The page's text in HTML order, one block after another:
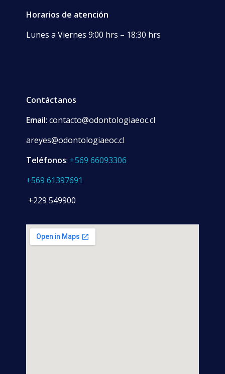
Horarios de atención
Lunes a Viernes 9:00 hrs – 18:30 hrs
Contáctanos
Email: contacto@odontologiaeoc.cl
areyes@odontologiaeoc.cl
Teléfonos: +569 66093306
+569 61397691
+229 549900